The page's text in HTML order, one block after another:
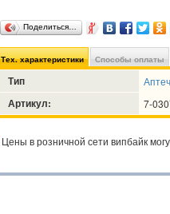
Поделиться…
Тех. характеристики Способы оплаты
Тип
Артикул: 7-
Цены в розничной сети випбайк